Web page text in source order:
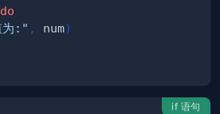
do
为:" , num)
if 语句